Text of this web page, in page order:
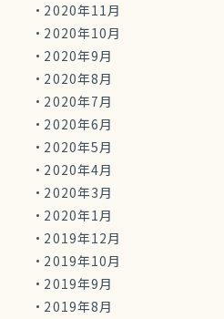
2020年11月
2020年10月
2020年9月
2020年8月
2020年7月
2020年6月
2020年5月
2020年4月
2020年3月
2020年1月
2019年12月
2019年10月
2019年9月
2019年8月